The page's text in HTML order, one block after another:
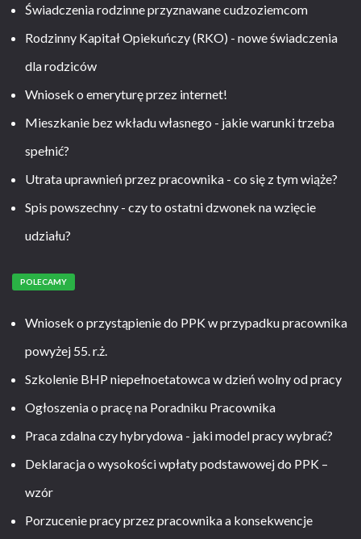
Świadczenia rodzinne przyznawane cudzoziemcom
Rodzinny Kapitał Opiekuńczy (RKO) - nowe świadczenia
dla rodziców
Wniosek o emeryturę przez internet!
Mieszkanie bez wkładu własnego - jakie warunki trzeba
spełnić?
Utrata uprawnień przez pracownika - co się z tym wiąże?
Spis powszechny - czy to ostatni dzwonek na wzięcie
udziału?
POLECAMY
Wniosek o przystąpienie do PPK w przypadku pracownika
powyżej 55. r.ż.
Szkolenie BHP niepełnoetatowca w dzień wolny od pracy
Ogłoszenia o pracę na Poradniku Pracownika
Praca zdalna czy hybrydowa - jaki model pracy wybrać?
Deklaracja o wysokości wpłaty podstawowej do PPK –
wzór
Porzucenie pracy przez pracownika a konsekwencje